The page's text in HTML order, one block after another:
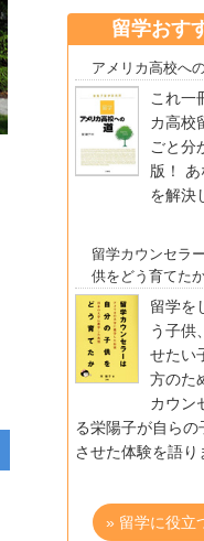
留学おす
アメリカ高校へ
これ一
カ高校
ごと分
版！
を解決
留学カウンセラ
供をどう育てた
留学を
う子供
せたい
方のた
カウン
る栄陽子が自らの
させた体験を語り
» 留学に役立